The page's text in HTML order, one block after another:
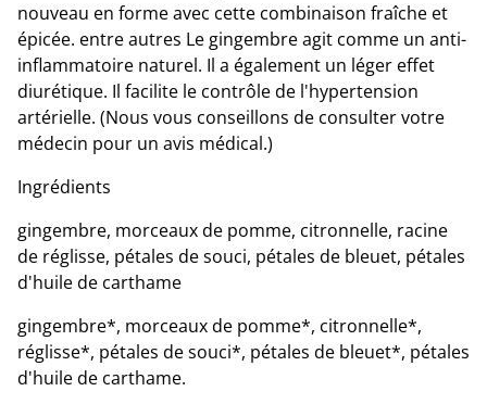
nouveau en forme avec cette combinaison fraîche et
épicée. entre autres Le gingembre agit comme un anti-
inflammatoire naturel. Il a également un léger effet
diurétique. Il facilite le contrôle de l'hypertension
artérielle. (Nous vous conseillons de consulter votre
médecin pour un avis médical.)
Ingrédients
gingembre, morceaux de pomme, citronnelle, racine
de réglisse, pétales de souci, pétales de bleuet, pétales
d'huile de carthame
gingembre*, morceaux de pomme*, citronnelle*,
réglisse*, pétales de souci*, pétales de bleuet*, pétales
d'huile de carthame.